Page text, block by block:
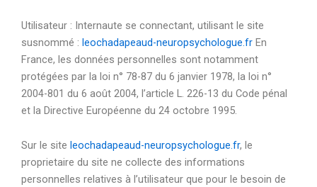
Utilisateur : Internaute se connectant, utilisant le site
susnommé : leochadapeaud-neuropsychologue.fr En
France, les données personnelles sont notamment
protégées par la loi n° 78-87 du 6 janvier 1978, la loi n°
2004-801 du 6 août 2004, l’article L. 226-13 du Code pénal
et la Directive Européenne du 24 octobre 1995.
Sur le site leochadapeaud-neuropsychologue.fr, le
proprietaire du site ne collecte des informations
personnelles relatives à l’utilisateur que pour le besoin de